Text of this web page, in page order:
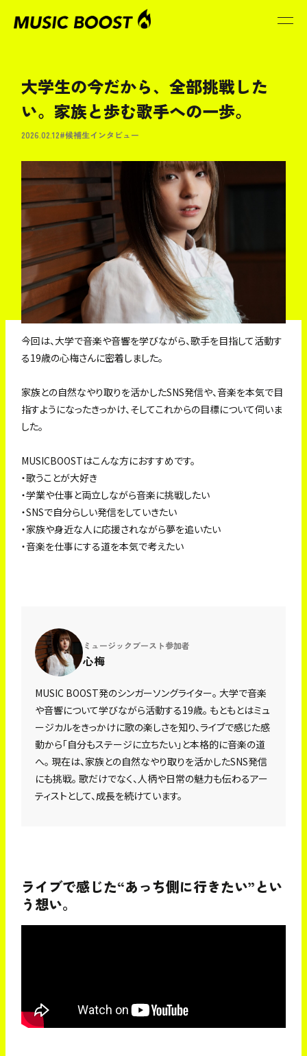
大学生の今だから、全部挑戦した
い。家族と歩む歌手への一歩。
2026.02.12#候補生インタビュー
今回は、大学で音楽や音響を学びながら、歌手を目指して活動す
る19歳の心梅さんに密着しました。
家族との自然なやり取りを活かしたSNS発信や、音楽を本気で目
指すようになったきっかけ、そしてこれからの目標について伺いま
した。
MUSICBOOSTはこんな方におすすめです。
・歌うことが大好き
・学業や仕事と両立しながら音楽に挑戦したい
・SNSで自分らしい発信をしていきたい
・家族や身近な人に応援されながら夢を追いたい
・音楽を仕事にする道を本気で考えたい
ミュージックブースト参加者
心梅
MUSIC BOOST発のシンガーソングライター。 大学で音楽
や音響について学びながら活動する19歳。 もともとはミュ
ージカルをきっかけに歌の楽しさを知り、ライブで感じた感
動から「自分もステージに立ちたい」と本格的に音楽の道
へ。 現在は、家族との自然なやり取りを活かしたSNS発信
にも挑戦。 歌だけでなく、人柄や日常の魅力も伝わるアー
ティストとして、成長を続けています。
ライブで感じた“あっち側に行きたい”とい
う想い。